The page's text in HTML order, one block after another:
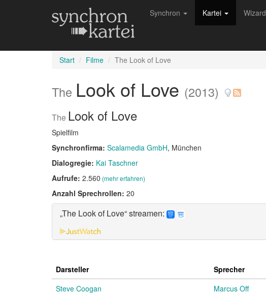
Synchron Kartei Wizard
Start Filme The Look of Love
The Look of Love (2013)
The Look of Love
Spielfilm
Synchronfirma: Scalamedia GmbH, München
Dialogregie: Kai Taschner
Aufrufe: 2.560 (mehr erfahren)
Anzahl Sprechrollen: 20
„The Look of Love“ streamen:
Darsteller Sprecher
Steve Coogan
Marcus Off